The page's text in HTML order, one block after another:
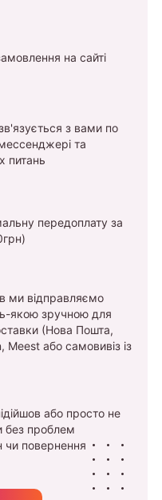
на сайті
з вами по
та
питань
передоплату за
ми відправляємо
якою зручною для
(Нова Пошта,
або самовивіз із
або просто не
без проблем
повернення